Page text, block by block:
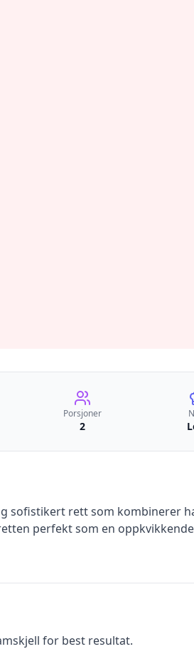
Porsjoner
2
sofistikert rett som kombinerer
perfekt som en
for best resultat.